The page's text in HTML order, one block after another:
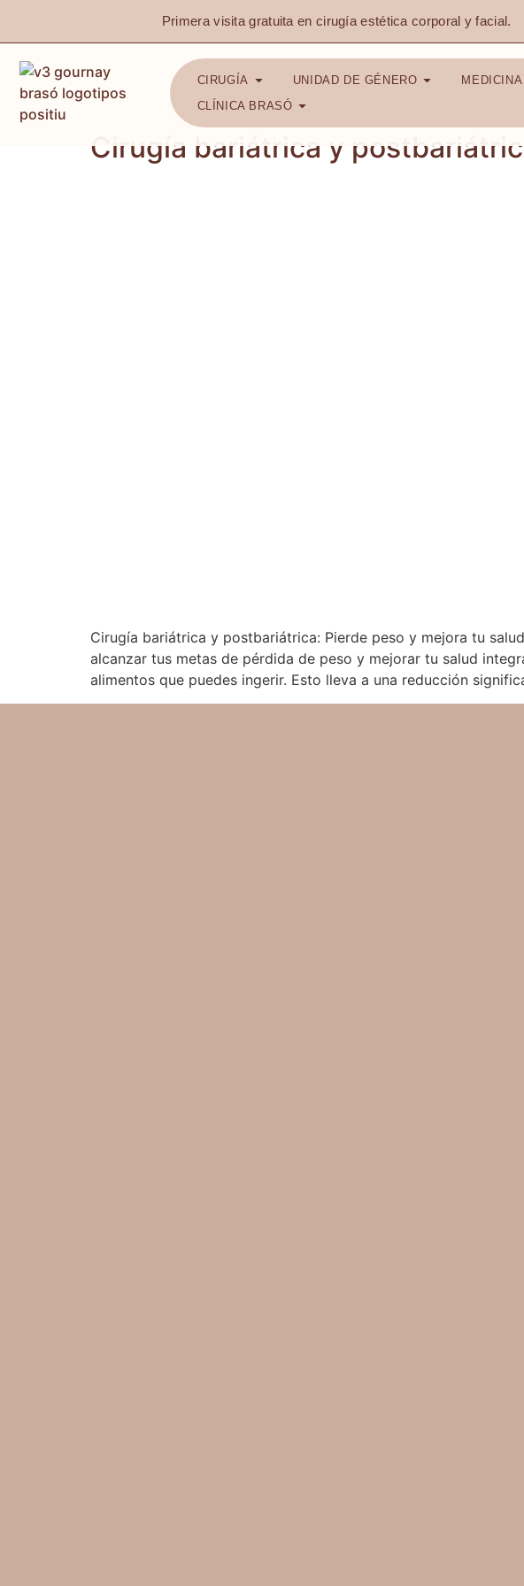
Primera visita gratuita en cirugía estética corporal y facial.
CIRUGÍA UNIDAD DE GÉNERO
CLÍNICA BRASÓ
Cirugía bariátrica y
Cirugía bariátrica y postbariátrica: Pierde peso y mejora tu
alcanzar tus metas de pérdida de peso y mejorar tu salud
alimentos que puedes ingerir. Esto lleva a una reducción